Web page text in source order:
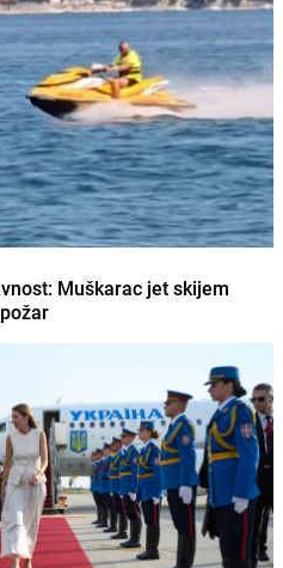
Muškarac jet skijem